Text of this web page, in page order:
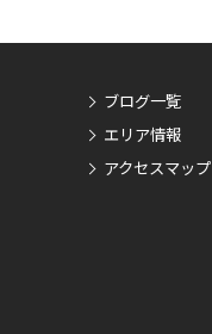
ブログ一覧
エリア情報
アクセスマップ